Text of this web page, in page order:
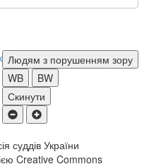
Людям з порушенням зору
WB
BW
Скинути
суддів України
Creative Commons